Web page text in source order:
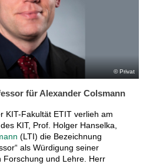
Privat
für Alexander Colsmann
KIT-Fakultät ETIT verlieh am
KIT, Prof. Holger Hanselka,
(LTI) die Bezeichnung
als Würdigung seiner
Forschung und Lehre. Herr